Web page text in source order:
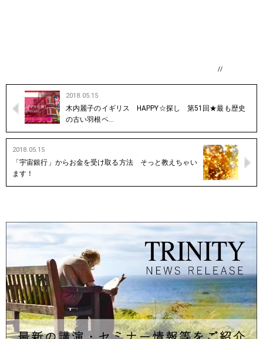
//
2018.05.15
木内麗子のイギリス HAPPY☆探し 第51回★最も歴史
の古い羽根ペ…
2018.05.15
「宇宙銀行」からお金を受け取る方法 そっと教えちゃい
ます！